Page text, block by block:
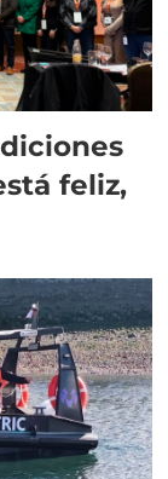
feliz,